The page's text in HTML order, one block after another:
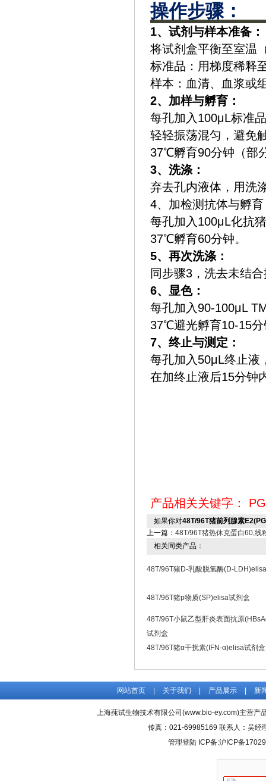
操作步骤‌：
‌1、试剂与样本准备‌：
将试剂盒平衡至室温
标准品‌：用梯度稀释
样本‌：血清、血浆或
‌2、加样与孵育‌：
每孔加入100μL标准
轻轻振荡混匀，避免
37℃孵育90分钟（部
‌3、洗涤‌：
弃去孔内液体，用洗
4‌、加检测抗体与孵育‌
每孔加入100μL化抗
37℃孵育60分钟。
5‌、再次洗涤‌：
同步骤3，洗去未结
6‌、显色‌：
每孔加入90-100μL
37℃避光孵育10-15分
‌7、终止与测定‌：
每孔加入50μL终止液
在加终止液后15分钟
产品相关关键字：
如果你对48T/96T猪前列腺素
上一篇： 48T/96T猪热休克蛋白60,线
相关同类产品：
48T/96T猪D-乳酸脱氢酶(D-
48T/96T猪p物质(SP)elisa试剂盒
48T/96T小鼠乙型肝炎表面抗原
试剂盒
48T/96T猪α干扰素(IFN-α)elisa试剂盒
网站首页 关于我们 产品展示 新
上海莼试生物技术有限公司(www.bio-ey.com)主营产
传真：021-69985169 联系人：吴经
管理登陆 ICP备:沪ICP备